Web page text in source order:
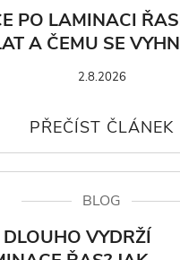
PO LAMINACI
A ČEMU SE
2.8.2026
BLOG
DLOUHO VYDRŽÍ